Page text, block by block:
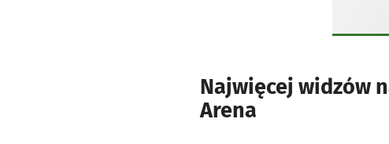
Najwięcej widzów
Arena